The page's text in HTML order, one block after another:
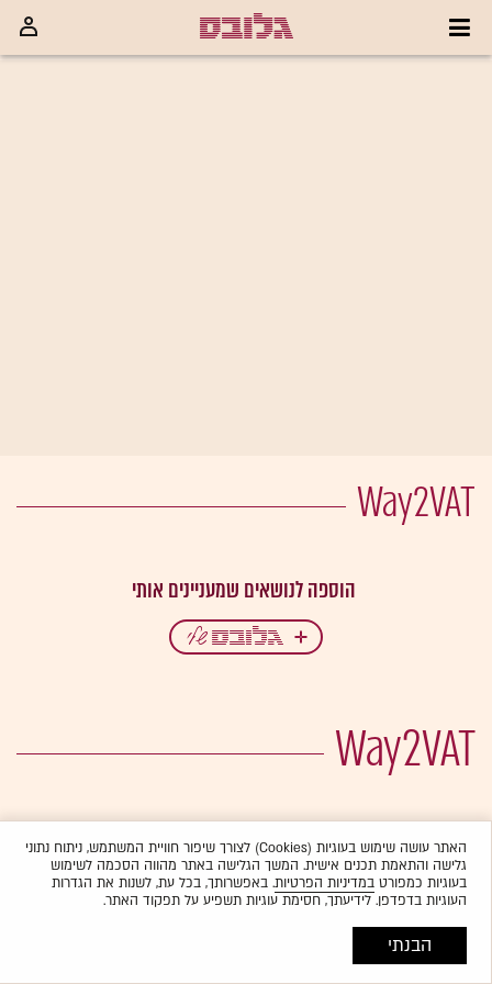
Way2VAT
Way2VAT
האתר עושה שימוש בעוגיות (Cookies) לצורך שיפור חוויית המשתמש, ניתוח נתוני
גלישה והתאמת תכנים אישית. המשך הגלישה באתר מהווה הסכמה לשימוש
בעוגיות כמפורטבמדיניות הפרטיות. באפשרותך, בכל עת, לשנות את הגדרות
העוגיות בדפדפן. לידיעתך, חסימת עוגיות תשפיע על תפקוד האתר.
הבנתי